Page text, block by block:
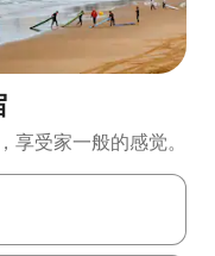
受家一般的感觉。
，或通过点击或滑动手势